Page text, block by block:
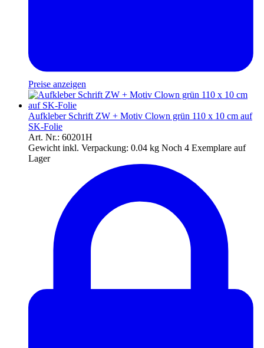
Preise anzeigen
Aufkleber Schrift ZW + Motiv Clown grün 110 x 10 cm auf
SK-Folie
Art. Nr.: 60201H
Gewicht inkl. Verpackung: 0.04 kg Noch 4 Exemplare auf
Lager